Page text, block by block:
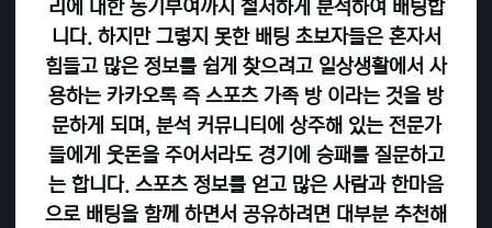
리에 대한 동기부여까지 철저하게 분석하여 배팅합
니다. 하지만 그렇지 못한 배팅 초보자들은 혼자서
힘들고 많은 정보를 쉽게 찾으려고 일상생활에서 사
용하는 카카오톡 즉 스포츠 가족 방 이라는 것을 방
문하게 되며, 분석 커뮤니티에 상주해 있는 전문가
들에게 웃돈을 주어서라도 경기에 승패를 질문하고
는 합니다. 스포츠 정보를 얻고 많은 사람과 한마음
으로 배팅을 함께 하면서 공유하려면 대부분 추천해